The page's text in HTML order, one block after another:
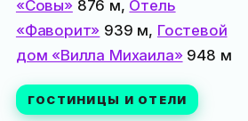
«Совы»876 м, Отель
«Фаворит» 939 м, Гостевой
дом «Вилла Михаила»948 м
ГОСТИНИЦЫ И ОТЕЛИ